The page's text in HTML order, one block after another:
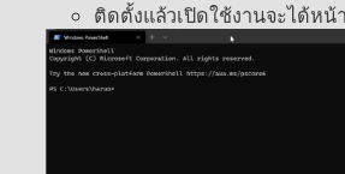
ติดตั้งแล้วเปิดใช้งานจะได้ห